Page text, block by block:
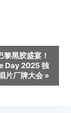
黎黑胶盛宴！
Day 2025 独
片厂牌大会 »